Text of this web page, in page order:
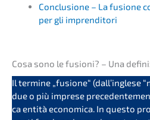
Conclu­sio­ne – La fusio­ne
per gli imprenditori
Cosa sono le fusio­ni? – Una
Il termi­ne „fusio­ne“ (dall’ing­le­se
due o più impre­se
ca entità econo­mica. In questo